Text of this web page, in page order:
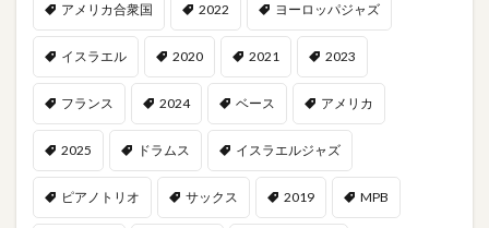
アメリカ合衆国 2022 ヨーロッパジャズ
イスラエル 2020 2021 2023
フランス 2024 ベース アメリカ
2025 ドラムス イスラエルジャズ
ピアノトリオ サックス 2019 MPB